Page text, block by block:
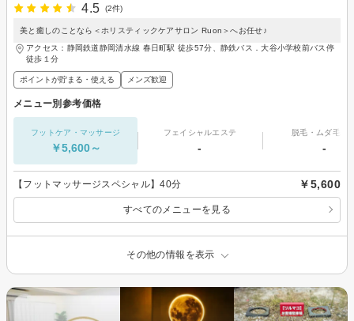
4.5
(2件)
美と癒しのことなら＜ホリスティックケアサロン Ruon＞へお任せ♪
アクセス：静岡鉄道静岡清水線 春日町駅 徒歩57分、静鉄バス．大谷小学校前バス停
徒歩１分
ポイントが貯まる・使える メンズ歓迎
メニュー別参考価格
フットケア・マッサージ
￥5,600～
フェイシャルエステ
-
脱毛・ムダ毛処
-
【フットマッサージスペシャル】40分 ￥5,600
すべてのメニューを見る
その他の情報を表示